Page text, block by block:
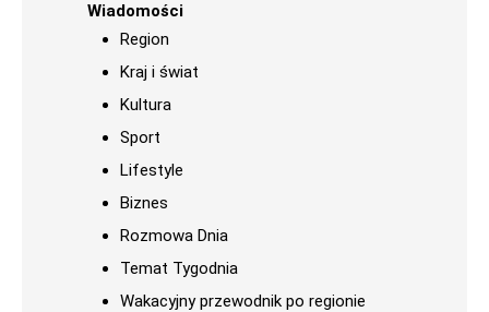
Wiadomości
Region
Kraj i świat
Kultura
Sport
Lifestyle
Biznes
Rozmowa Dnia
Temat Tygodnia
Wakacyjny przewodnik po regionie